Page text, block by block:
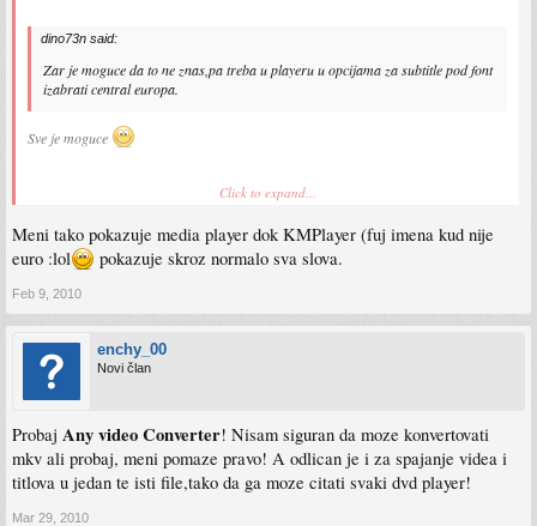
dino73n said:
Zar je moguce da to ne znas,pa treba u playeru u opcijama za subtitle pod font
izabrati central europa.
Sve je moguce
Evo sad nesto gledam,sad koristim K-lite codece i player koji dodje uz njih i on
u opcijama uopste nema tog podesavanja a ja nemam nikakvih problema sa
jezickim postavkama OS-a,pa provjeri i to.
koristim Win 7 64bit, Win Media Player + Win7 codec pack, regionalne postavke
OSa su sve default, tj. Language English, Keyboard English itd. Ne stavlja mi se na
Croatian jer sam navikao da su mi Z i Y cornuti
stavio u opcijama Win Media playera za Subtitle Language "Croatian, Latin", nema
tog "central europa". Opet hiroglifi..
Click to expand...
Meni tako pokazuje media player dok KMPlayer (fuj imena kud nije
euro :lol
pokazuje skroz normalo sva slova.
Feb 9, 2010
enchy_00
Novi član
Probaj Any video Converter! Nisam siguran da moze konvertovati
mkv ali probaj, meni pomaze pravo! A odlican je i za spajanje videa i
titlova u jedan te isti file,tako da ga moze citati svaki dvd player!
Mar 29, 2010